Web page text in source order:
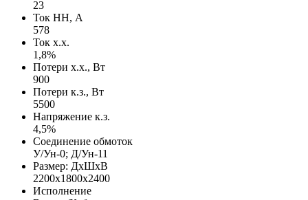
23
Ток НН, А
578
Ток х.х.
1,8%
Потери х.х., Вт
900
Потери к.з., Вт
5500
Напряжение к.з.
4,5%
Соединение обмоток
У/Ун-0; Д/Ун-11
Размер: ДхШхВ
2200х1800х2400
Исполнение